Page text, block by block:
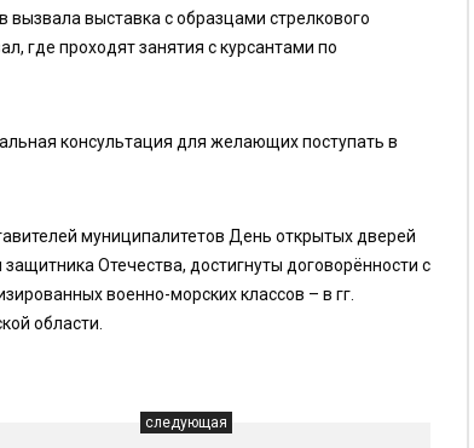
выставка с образцами стрелкового
где проходят занятия с курсантами по
консультация для желающих поступать в
муниципалитетов День открытых дверей
Отечества, достигнуты договорённости с
военно-морских классов – в гг.
области.
следующая